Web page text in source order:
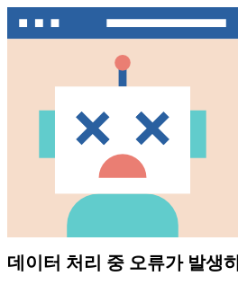
데이터 처리 중 오류가 발생